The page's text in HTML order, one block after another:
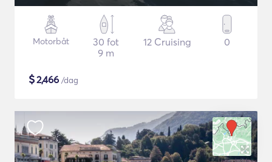
Motorbåt
30 fot
9 m
12 Cruising 0
$2,466 /dag